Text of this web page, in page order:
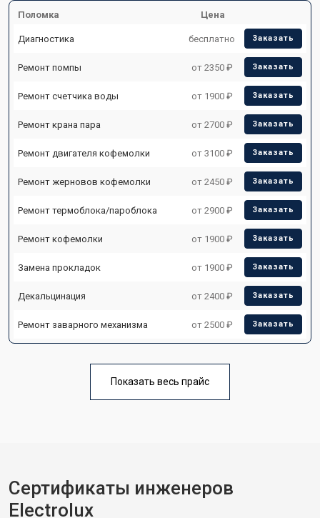
Поломка Цена
Диагностика бесплатно Заказать
Ремонт помпы от 2350 ₽ Заказать
Ремонт счетчика воды от 1900 ₽ Заказать
Ремонт крана пара от 2700 ₽ Заказать
Ремонт двигателя кофемолки от 3100 ₽ Заказать
Ремонт жерновов кофемолки от 2450 ₽ Заказать
Ремонт термоблока/пароблока от 2900 ₽ Заказать
Ремонт кофемолки от 1900 ₽ Заказать
Замена прокладок от 1900 ₽ Заказать
Декальцинация от 2400 ₽ Заказать
Ремонт заварного механизма от 2500 ₽ Заказать
Показать весь прайс
Сертификаты инженеров
Electrolux